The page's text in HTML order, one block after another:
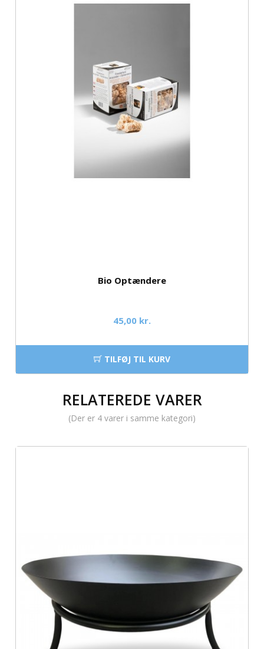
Bio Optændere
45,00 kr.
TILFØJ TIL KURV
RELATEREDE VARER
(Der er 4 varer i samme kategori)